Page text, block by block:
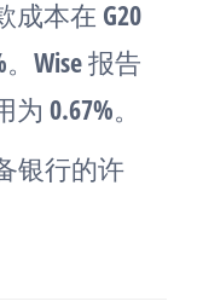
本在 G20
Wise 报告
0.67%。
银行的许